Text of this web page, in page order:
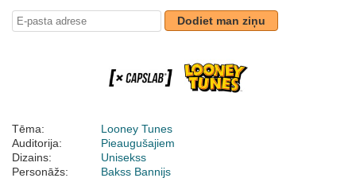
Dodiet man ziņu
Tēma:
Looney Tunes
Auditorija:
Pieaugušajiem
Dizains:
Unisekss
Personāžs:
Bakss Bannijs